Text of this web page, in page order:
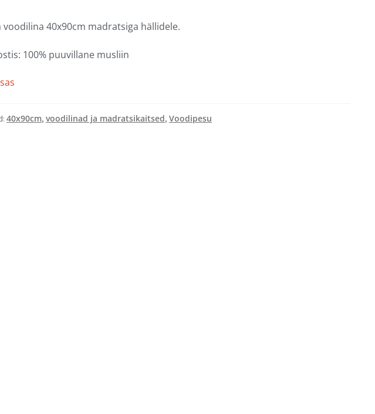
voodilina 40x90cm madratsiga hällidele.
100% puuvillane musliin
40x90cm, voodilinad ja madratsikaitsed, Voodipesu